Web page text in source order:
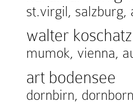
st.virgil, salzburg,
walter
mumok, vienna,
art bodensee
dornbirn,